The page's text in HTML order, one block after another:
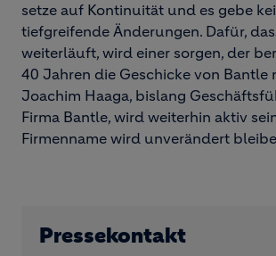
setze auf Kontinuität und es gebe
tiefgreifende Änderungen. Dafür,
weiterläuft, wird einer sorgen, der
40 Jahren die Geschicke von Bantle
Joachim Haaga, bislang
Firma Bantle, wird weiterhin aktiv
Firmenname wird unverändert
Pressekontakt